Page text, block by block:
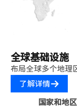
全球基础设施
布局全球多个地理
了解详情
国家和地区